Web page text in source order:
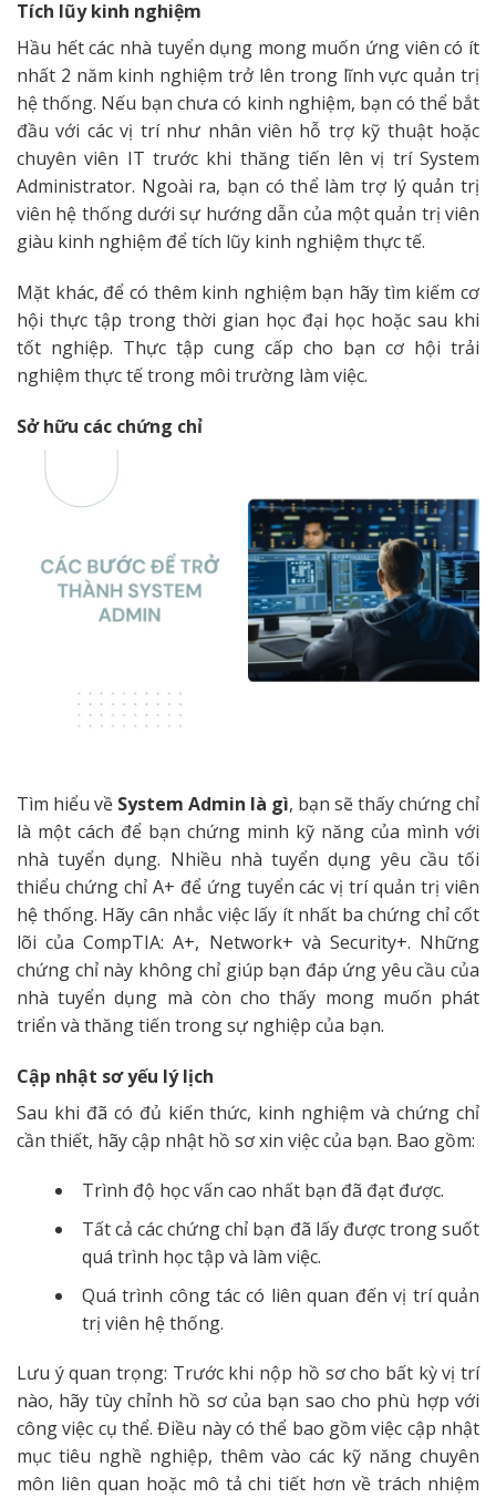
Tích lũy kinh nghiệm
Hầu hết các nhà tuyển dụng mong muốn ứng viên có ít
nhất 2 năm kinh nghiệm trở lên trong lĩnh vực quản trị
hệ thống. Nếu bạn chưa có kinh nghiệm, bạn có thể bắt
đầu với các vị trí như nhân viên hỗ trợ kỹ thuật hoặc
chuyên viên IT trước khi thăng tiến lên vị trí System
Administrator. Ngoài ra, bạn có thể làm trợ lý quản trị
viên hệ thống dưới sự hướng dẫn của một quản trị viên
giàu kinh nghiệm để tích lũy kinh nghiệm thực tế.
Mặt khác, để có thêm kinh nghiệm bạn hãy tìm kiếm cơ
hội thực tập trong thời gian học đại học hoặc sau khi
tốt nghiệp. Thực tập cung cấp cho bạn cơ hội trải
nghiệm thực tế trong môi trường làm việc.
Sở hữu các chứng chỉ
Tìm hiểu về System Admin là gì, bạn sẽ thấy chứng chỉ
là một cách để bạn chứng minh kỹ năng của mình với
nhà tuyển dụng. Nhiều nhà tuyển dụng yêu cầu tối
thiểu chứng chỉ A+ để ứng tuyển các vị trí quản trị viên
hệ thống. Hãy cân nhắc việc lấy ít nhất ba chứng chỉ cốt
lõi của CompTIA: A+, Network+ và Security+. Những
chứng chỉ này không chỉ giúp bạn đáp ứng yêu cầu của
nhà tuyển dụng mà còn cho thấy mong muốn phát
triển và thăng tiến trong sự nghiệp của bạn.
Cập nhật sơ yếu lý lịch
Sau khi đã có đủ kiến thức, kinh nghiệm và chứng chỉ
cần thiết, hãy cập nhật hồ sơ xin việc của bạn. Bao gồm:
Trình độ học vấn cao nhất bạn đã đạt được.
Tất cả các chứng chỉ bạn đã lấy được trong suốt
quá trình học tập và làm việc.
Quá trình công tác có liên quan đến vị trí quản
trị viên hệ thống.
Lưu ý quan trọng: Trước khi nộp hồ sơ cho bất kỳ vị trí
nào, hãy tùy chỉnh hồ sơ của bạn sao cho phù hợp với
công việc cụ thể. Điều này có thể bao gồm việc cập nhật
mục tiêu nghề nghiệp, thêm vào các kỹ năng chuyên
môn liên quan hoặc mô tả chi tiết hơn về trách nhiệm